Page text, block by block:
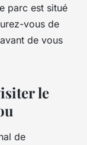
parc est situé
vous de
de vous
le
de